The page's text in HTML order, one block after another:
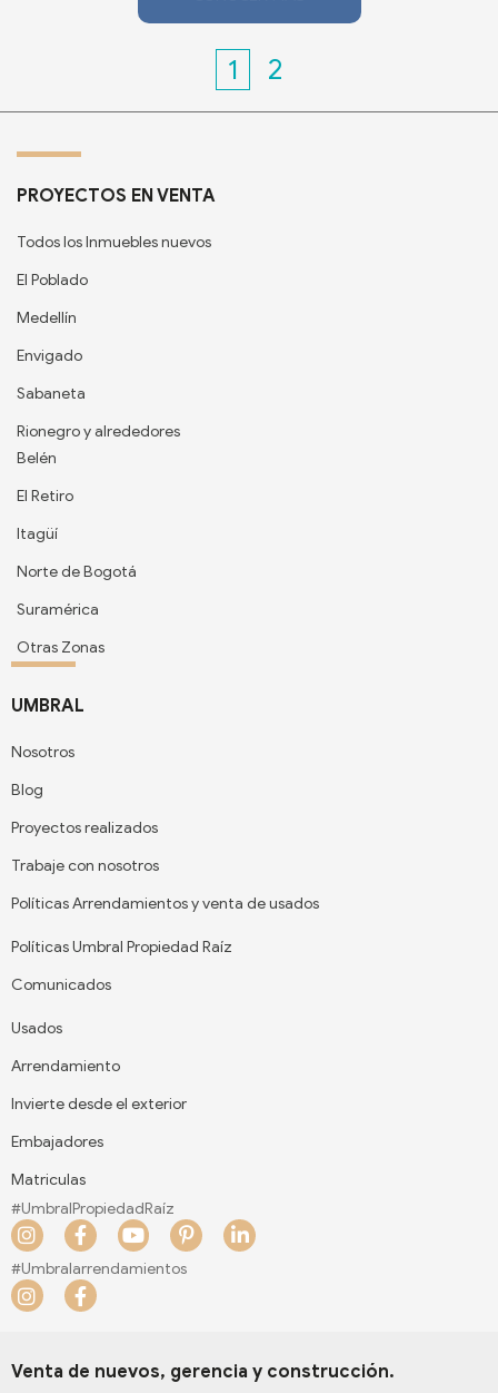
1 2
PROYECTOS EN VENTA
Todos los Inmuebles nuevos
El Poblado
Medellín
Envigado
Sabaneta
Rionegro y alrededores
Belén
El Retiro
Itagüí
Norte de Bogotá
Suramérica
Otras Zonas
UMBRAL
Nosotros
Blog
Proyectos realizados
Trabaje con nosotros
Políticas Arrendamientos y venta de usados
Políticas Umbral Propiedad Raíz
Comunicados
Usados
Arrendamiento
Invierte desde el exterior
Embajadores
Matriculas
#UmbralPropiedadRaíz
I
n
s
t
a
a
F
a
c
e
b
k
Y
o
u
P
i
n
s
L
i
n
#Umbralarrendamientos
I
n
a
F
a
b
Venta de nuevos, gerencia y construcción.